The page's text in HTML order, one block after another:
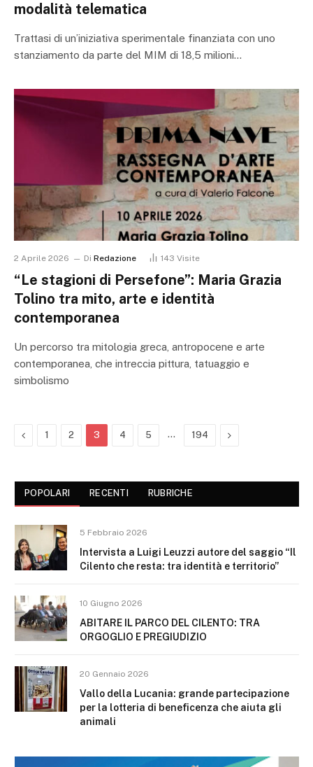
modalità telematica
Trattasi di un’iniziativa sperimentale finanziata con uno
stanziamento da parte del MIM di 18,5 milioni…
2 Aprile 2026 Di Redazione 143 Visite
“Le stagioni di Persefone”: Maria Grazia
Tolino tra mito, arte e identità
contemporanea
Un percorso tra mitologia greca, antropocene e arte
contemporanea, che intreccia pittura, tatuaggio e
simbolismo
Previous
1 2 3 4 5 … 194 Next
POPOLARI RECENTI RUBRICHE
5 Febbraio 2026
Intervista a Luigi Leuzzi autore del saggio “Il
Cilento che resta: tra identità e territorio”
10 Giugno 2026
ABITARE IL PARCO DEL CILENTO: TRA
ORGOGLIO E PREGIUDIZIO
20 Gennaio 2026
Vallo della Lucania: grande partecipazione
per la lotteria di beneficenza che aiuta gli
animali